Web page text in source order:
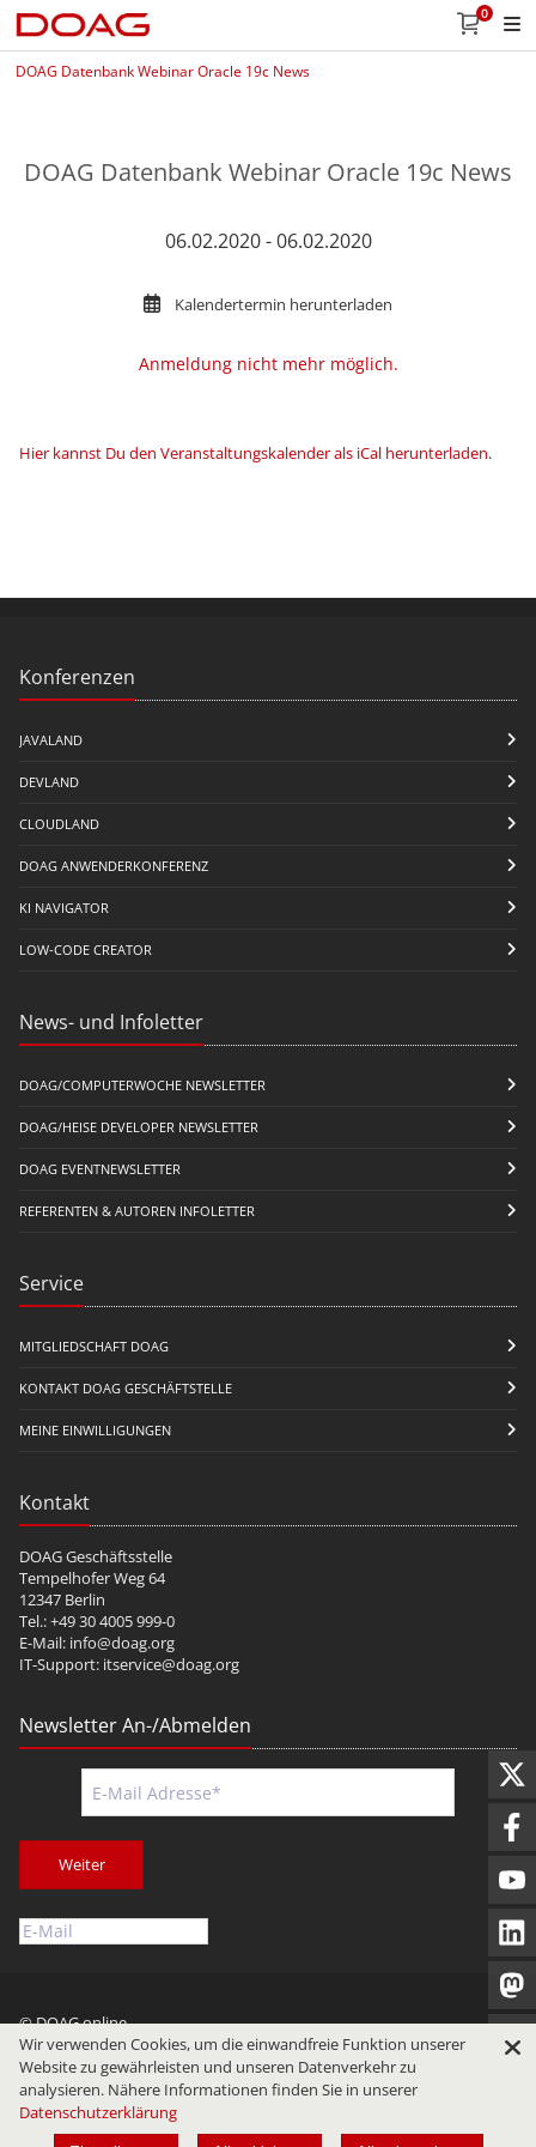
0
DOAG Datenbank Webinar Oracle 19c News
DOAG Datenbank Webinar Oracle 19c News
06.02.2020 - 06.02.2020
Kalendertermin herunterladen
Anmeldung nicht mehr möglich.
Hier kannst Du den Veranstaltungskalender als iCal herunterladen.
Konferenzen
JAVALAND
DEVLAND
CLOUDLAND
DOAG ANWENDERKONFERENZ
KI NAVIGATOR
LOW-CODE CREATOR
News- und Infoletter
DOAG/COMPUTERWOCHE NEWSLETTER
DOAG/HEISE DEVELOPER NEWSLETTER
DOAG EVENTNEWSLETTER
REFERENTEN & AUTOREN INFOLETTER
Service
MITGLIEDSCHAFT DOAG
KONTAKT DOAG GESCHÄFTSTELLE
MEINE EINWILLIGUNGEN
Kontakt
DOAG Geschäftsstelle
Tempelhofer Weg 64
12347 Berlin
Tel.: +49 30 4005 999-0
E-Mail: info@doag.org
IT-Support: itservice@doag.org
Newsletter An-/Abmelden
Weiter
© DOAG online
Impressum
Datenschutz Nutzungsbedingungen
Wir verwenden Cookies, um die einwandfreie Funktion unserer
Website zu gewährleisten und unseren Datenverkehr zu
analysieren. Nähere Informationen finden Sie in unserer
Datenschutzerklärung